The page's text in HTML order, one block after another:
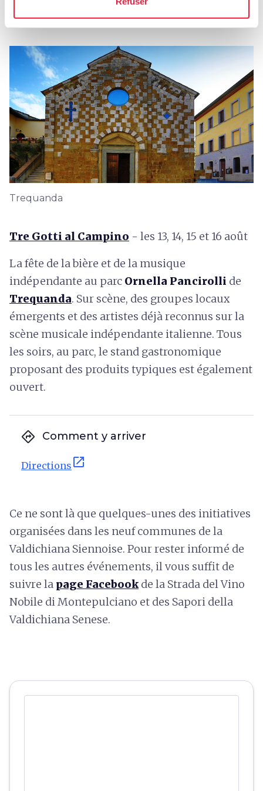
Trequanda
Trequanda
Tre Gotti al Campino - les 13, 14, 15 et 16 août
La fête de la bière et de la musique
indépendante au parc Ornella Pancirolli de
Trequanda. Sur scène, des groupes locaux
émergents et des artistes déjà reconnus sur la
scène musicale indépendante italienne. Tous
les soirs, au parc, le stand gastronomique
proposant des produits typiques est également
ouvert.
directions Comment y arriver
Directions open_in_new
Ce ne sont là que quelques-unes des initiatives
organisées dans les neuf communes de la
Valdichiana Siennoise. Pour rester informé de
tous les autres événements, il vous suffit de
suivre la page Facebook de la Strada del Vino
Nobile di Montepulciano et des Sapori della
Valdichiana Senese.